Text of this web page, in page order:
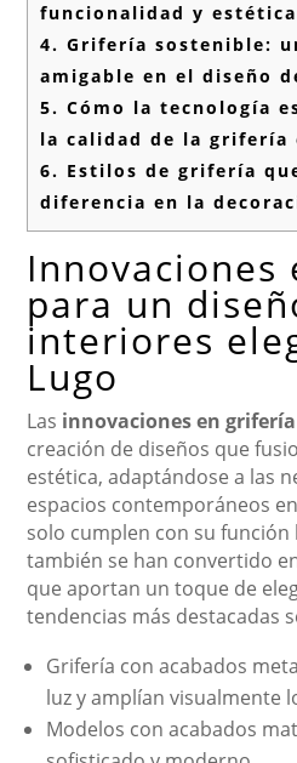
funcionalidad y estética
4. Grifería sostenible:
amigable en el diseño
5. Cómo la tecnología
la calidad de la grifería
6. Estilos de grifería
diferencia en la
Innovaciones
para un
interiores
Lugo
Las innovaciones en grifería
creación de diseños que
estética, adaptándose a las
espacios contemporáneos
solo cumplen con su función
también se han convertido
que aportan un toque de
tendencias más destacadas
Grifería con acabados
luz y amplían visualmente
Modelos con acabados